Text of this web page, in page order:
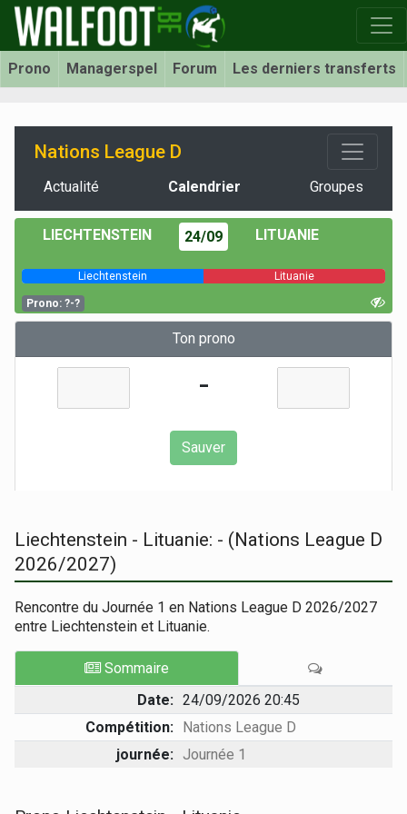
Prono Managerspel Forum Les derniers transferts
Nations League D
Actualité Calendrier Groupes
LIECHTENSTEIN 24/09 LITUANIE
Liechtenstein Lituanie
Prono: ?-?
Ton prono
-
Liechtenstein - Lituanie: - (Nations League D
2026/2027)
Rencontre du Journée 1 en Nations League D 2026/2027
entre Liechtenstein et Lituanie.
Sommaire
Date: 24/09/2026 20:45
Compétition: Nations League D
journée: Journée 1